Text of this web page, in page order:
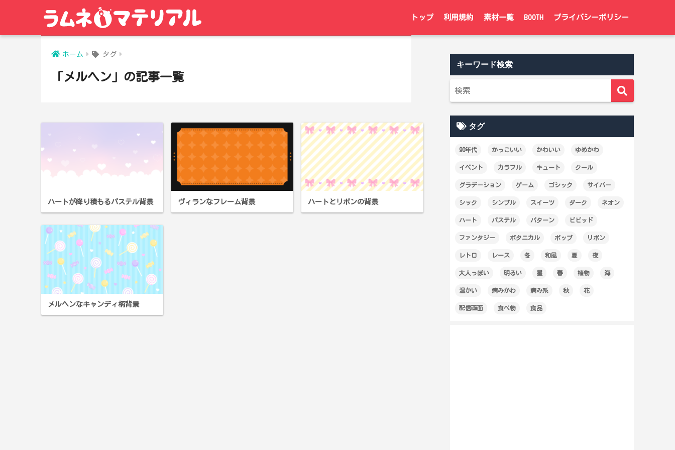
トップ 利用規約 素材一覧 BOOTH プライバシーポリシー
ホーム タグ
「メルヘン」の記事一覧
ハートが降り積もるパステル背景 ヴィランなフレーム背景 ハートとリボンの背景
メルヘンなキャンディ柄背景
キーワード検索
タグ
90年代 かっこいい かわいい ゆめかわ
イベント カラフル キュート クール
グラデーション ゲーム ゴシック サイバー
シック シンプル スイーツ ダーク ネオン
ハート パステル パターン ビビッド
ファンタジー ボタニカル ポップ リボン
レトロ レース 冬 和風 夏 夜
大人っぽい 明るい 星 春 植物 海
温かい 病みかわ 病み系 秋 花
配信画面 食べ物 食品